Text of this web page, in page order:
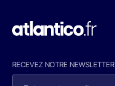
RECEVEZ NOTRE NEWSLETTER